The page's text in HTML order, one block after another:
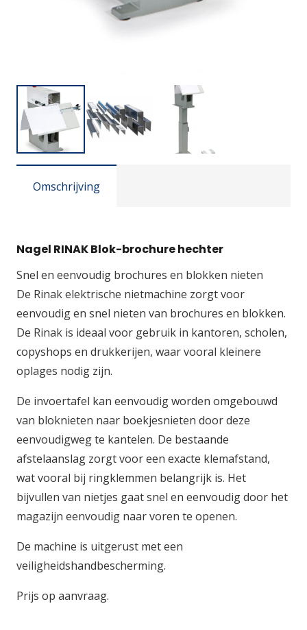
Omschrijving
Nagel RINAK Blok-brochure hechter
Snel en eenvoudig brochures en blokken nieten
De Rinak elektrische nietmachine zorgt voor
eenvoudig en snel nieten van brochures en blokken.
De Rinak is ideaal voor gebruik in kantoren, scholen,
copyshops en drukkerijen, waar vooral kleinere
oplages nodig zijn.
De invoertafel kan eenvoudig worden omgebouwd
van bloknieten naar boekjesnieten door deze
eenvoudigweg te kantelen. De bestaande
afstelaanslag zorgt voor een exacte klemafstand,
wat vooral bij ringklemmen belangrijk is. Het
bijvullen van nietjes gaat snel en eenvoudig door het
magazijn eenvoudig naar voren te openen.
De machine is uitgerust met een
veiligheidshandbescherming.
Prijs op aanvraag.